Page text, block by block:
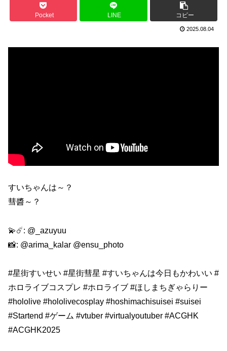
Pocket LINE コピー
2025.08.04
すいちゃんは～？
彗醬～？
💫☄️: @_azuyuu
📸: @arima_kalar @ensu_photo
#星街すいせい #星街彗星 #すいちゃんは今日もかわいい #
ホロライブコスプレ #ホロライブ #ほしまちぎゃらりー
#hololive #hololivecosplay #hoshimachisuisei #suisei
#Startend #ゲーム #vtuber #virtualyoutuber #ACGHK
#ACGHK2025